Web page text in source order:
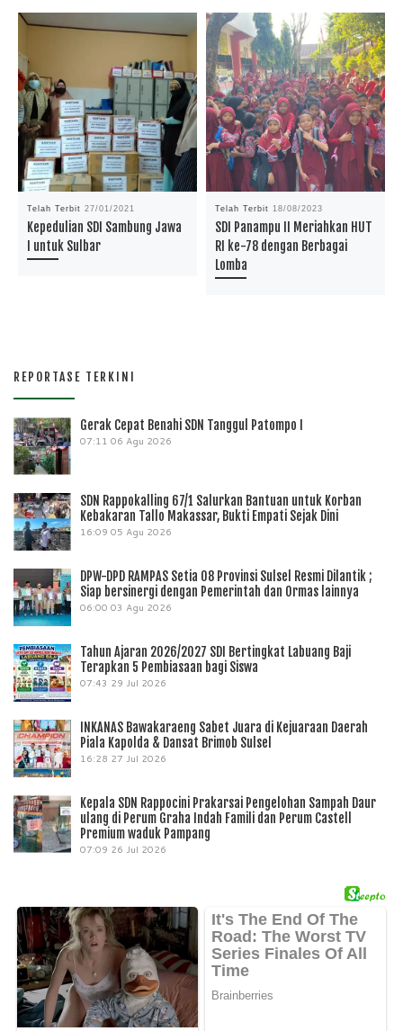
Telah Terbit27/01/2021
Kepedulian SDI Sambung Jawa
I untuk Sulbar
Telah Terbit18/08/2023
SDI Panampu II Meriahkan HUT
RI ke-78 dengan Berbagai
Lomba
REPORTASE TERKINI
Gerak Cepat Benahi SDN Tanggul Patompo I
07:11 06 Agu 2026
SDN Rappokalling 67/1 Salurkan Bantuan untuk Korban
Kebakaran Tallo Makassar, Bukti Empati Sejak Dini
16:09 05 Agu 2026
DPW-DPD RAMPAS Setia 08 Provinsi Sulsel Resmi Dilantik ;
Siap bersinergi dengan Pemerintah dan Ormas lainnya
06:00 03 Agu 2026
Tahun Ajaran 2026/2027 SDI Bertingkat Labuang Baji
Terapkan 5 Pembiasaan bagi Siswa
07:43 29 Jul 2026
INKANAS Bawakaraeng Sabet Juara di Kejuaraan Daerah
Piala Kapolda & Dansat Brimob Sulsel
16:28 27 Jul 2026
Kepala SDN Rappocini Prakarsai Pengelohan Sampah Daur
ulang di Perum Graha Indah Famili dan Perum Castell
Premium waduk Pampang
07:09 26 Jul 2026